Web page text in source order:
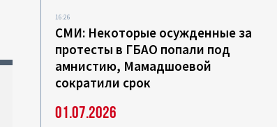
16:26
СМИ: Некоторые осужденные за
протесты в ГБАО попали под
амнистию, Мамадшоевой
сократили срок
01.07.2026